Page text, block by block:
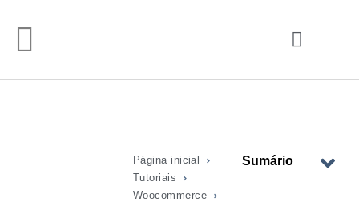
Página inicial
Tutoriais
Woocommerce
Sumário